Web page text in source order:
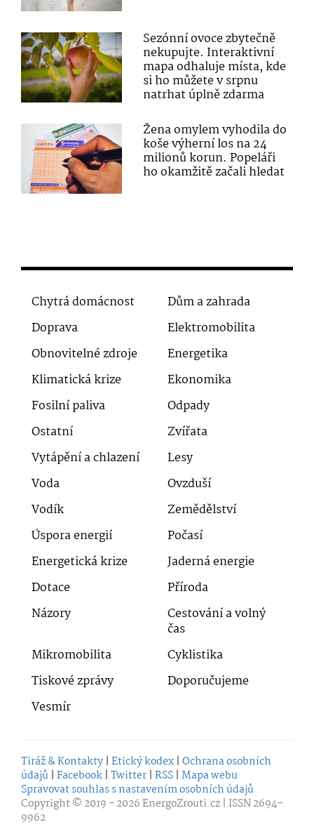
Sezónní ovoce zbytečně
nekupujte. Interaktivní
mapa odhaluje místa, kde
si ho můžete v srpnu
natrhat úplně zdarma
Žena omylem vyhodila do
koše výherní los na 24
milionů korun. Popeláři
ho okamžitě začali hledat
Chytrá domácnost
Dům a zahrada
Doprava
Elektromobilita
Obnovitelné zdroje
Energetika
Klimatická krize
Ekonomika
Fosilní paliva
Odpady
Ostatní
Zvířata
Vytápění a chlazení
Lesy
Voda
Ovzduší
Vodík
Zemědělství
Úspora energií
Počasí
Energetická krize
Jaderná energie
Dotace
Příroda
Názory
Cestování a volný
čas
Mikromobilita
Cyklistika
Tiskové zprávy
Doporučujeme
Vesmír
Tiráž & Kontakty | Etický kodex | Ochrana osobních
údajů | Facebook | Twitter | RSS | Mapa webu
Spravovat souhlas s nastavením osobních údajů
Copyright © 2019 - 2026EnergoZrouti.cz | ISSN 2694-
9962